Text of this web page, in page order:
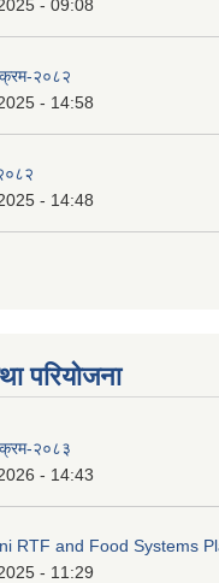
- 09:08
२०८२
- 14:58
- 14:48
परियोजना
२०८३
- 14:43
RTF and Food Systems
- 11:29